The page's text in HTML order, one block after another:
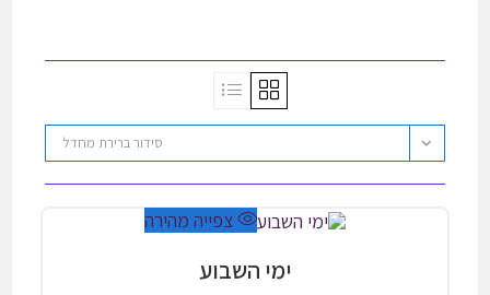
סידור ברירת מחדל
צפייה מהירה
ימי השבוע